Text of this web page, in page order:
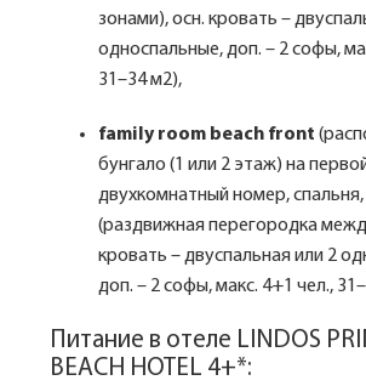
зонами), осн. кровать –
односпальные, доп. – 2 софы,
31–34 м2),
family room beach front
бунгало (1 или 2 этаж) на
двухкомнатный номер, спальня,
(раздвижная перегородка
кровать – двуспальная или 2
доп. – 2 софы, макс. 4+1 чел.,
Питание в отеле LINDOS
BEACH HOTEL 4+*: